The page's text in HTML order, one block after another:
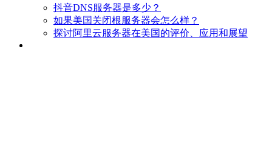
抖音DNS服务器是多少？
如果美国关闭根服务器会怎么样？
探讨阿里云服务器在美国的评价、应用和展望